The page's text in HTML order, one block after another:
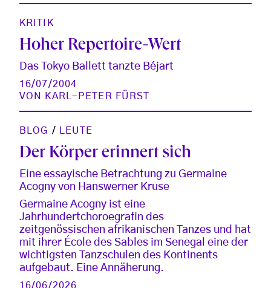
KRITIK
Hoher Repertoire-Wert
Das Tokyo Ballett tanzte Béjart
16/07/2004
VON
KARL-PETER FÜRST
BLOG / LEUTE
Der Körper erinnert sich
Eine essayische Betrachtung zu Germaine
Acogny von Hanswerner Kruse
Germaine Acogny ist eine
Jahrhundertchoroegrafin des
zeitgenössischen afrikanischen Tanzes und hat
mit ihrer École des Sables im Senegal eine der
wichtigsten Tanzschulen des Kontinents
aufgebaut. Eine Annäherung.
16/06/2026